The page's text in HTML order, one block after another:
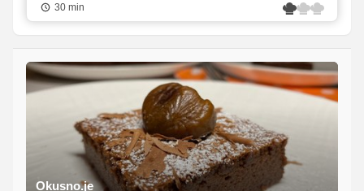
30 min
Okusno.je